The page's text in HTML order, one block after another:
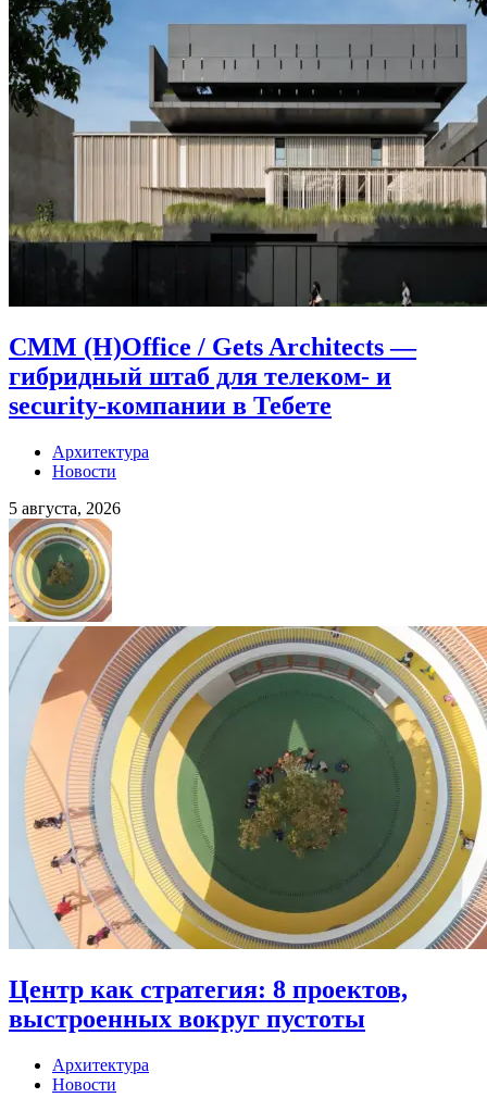
CMM (H)Office / Gets Architects —
гибридный штаб для телеком- и
security-компании в Тебете
Архитектура
Новости
5 августа, 2026
Центр как стратегия: 8 проектов,
выстроенных вокруг пустоты
Архитектура
Новости